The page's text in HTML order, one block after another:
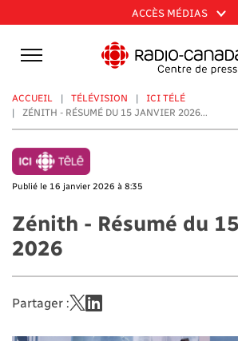
au
contenu
principal
ACCÈS MÉDIAS
ACCUEIL TÉLÉVISION
ICI TÉLÉ
ZÉNITH - RÉSUMÉ DU 15 JANVIER 2026...
Publié le 16 janvier 2026 à 8:35
Zénith - Résumé du
2026
Partager :